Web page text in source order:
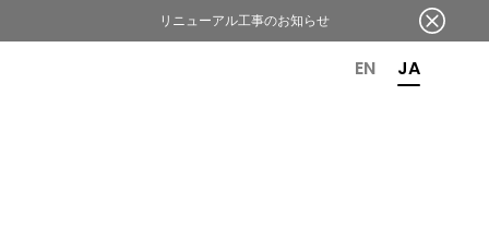
EN JA
リニューアル工事のお知らせ
OR 6TH ANNIVERSARY